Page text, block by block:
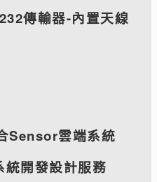
傳輸器-內置天線
Sensor雲端系統
開發設計服務